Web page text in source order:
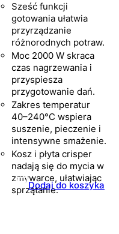
Sześć funkcji
gotowania ułatwia
przyrządzanie
różnorodnych potraw.
Moc 2000 W skraca
czas nagrzewania i
przyspiesza
przygotowanie dań.
Zakres temperatur
40–240°C wspiera
suszenie, pieczenie i
intensywne smażenie.
Kosz i płyta crisper
nadają się do mycia w
zmywarce, ułatwiając
sprzątanie.
Dodaj do koszyka